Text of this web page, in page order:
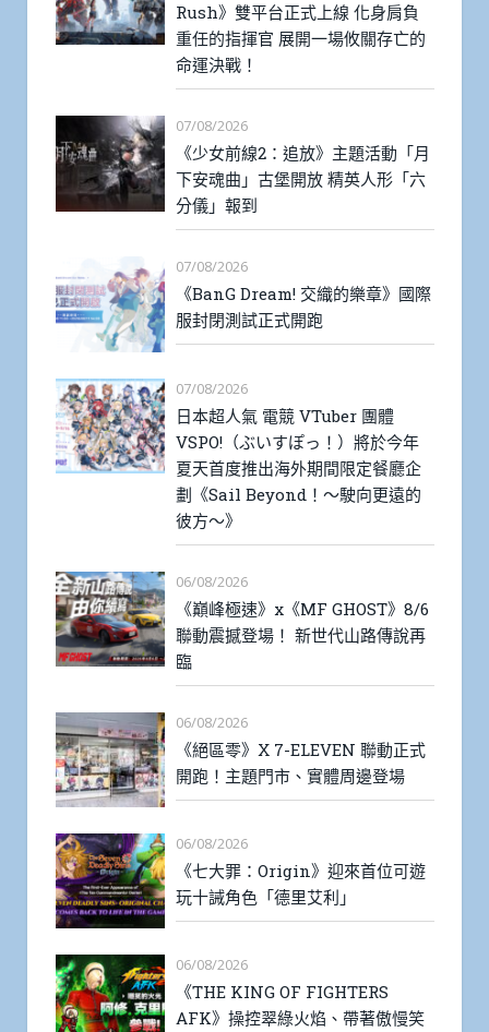
Rush》雙平台正式上線 化身肩負
重任的指揮官 展開一場攸關存亡的
命運決戰！
07/08/2026
《少女前線2：追放》主題活動「月
下安魂曲」古堡開放 精英人形「六
分儀」報到
07/08/2026
《BanG Dream! 交織的樂章》國際
服封閉測試正式開跑
07/08/2026
日本超人氣 電競 VTuber 團體
VSPO!（ぶいすぽっ！）將於今年
夏天首度推出海外期間限定餐廳企
劃《Sail Beyond！～駛向更遠的
彼方～》
06/08/2026
《巔峰極速》x《MF GHOST》8/6
聯動震撼登場！ 新世代山路傳說再
臨
06/08/2026
《絕區零》X 7-ELEVEN 聯動正式
開跑！主題門市、實體周邊登場
06/08/2026
《七大罪：Origin》迎來首位可遊
玩十誡角色「德里艾利」
06/08/2026
《THE KING OF FIGHTERS
AFK》操控翠綠火焰、帶著傲慢笑